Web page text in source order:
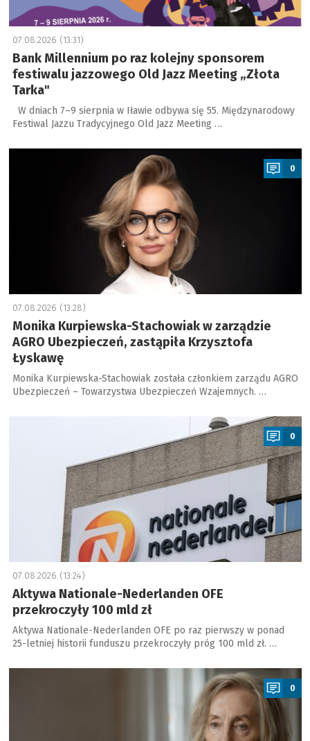
07.08.2026 (13:31)
Bank Millennium po raz kolejny sponsorem
festiwalu jazzowego Old Jazz Meeting „Złota
Tarka"
W dniach 7–9 sierpnia w Iławie odbywa się 55. Międzynarodowy
Festiwal Jazzu Tradycyjnego Old Jazz Meeting …
a
0
07.08.2026 (13:28)
Monika Kurpiewska-Stachowiak w zarządzie
AGRO Ubezpieczeń, zastąpiła Krzysztofa
Łyskawę
Monika Kurpiewska-Stachowiak została członkiem zarządu AGRO
Ubezpieczeń – Towarzystwa Ubezpieczeń Wzajemnych. …
0
07.08.2026 (13:24)
Aktywa Nationale-Nederlanden OFE
przekroczyły 100 mld zł
Aktywa Nationale-Nederlanden OFE po raz pierwszy w ponad
25-letniej historii funduszu przekroczyły próg 100 mld zł. …
a
0